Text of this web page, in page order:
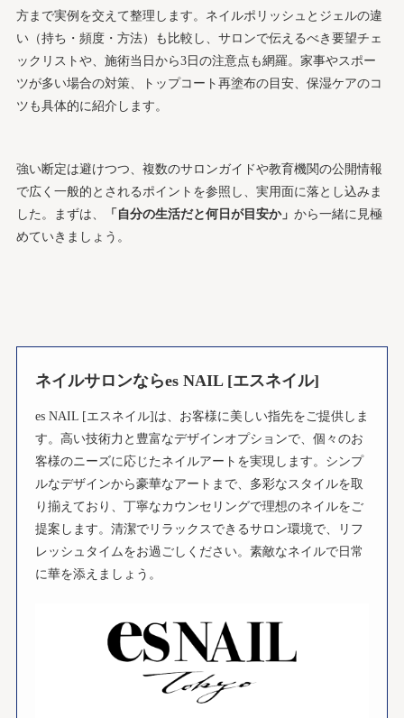
方まで実例を交えて整理します。ネイルポリッシュとジェルの違
い（持ち・頻度・方法）も比較し、サロンで伝えるべき要望チェ
ックリストや、施術当日から3日の注意点も網羅。家事やスポー
ツが多い場合の対策、トップコート再塗布の目安、保湿ケアのコ
ツも具体的に紹介します。
強い断定は避けつつ、複数のサロンガイドや教育機関の公開情報
で広く一般的とされるポイントを参照し、実用面に落とし込みま
した。まずは、
「自分の生活だと何日が目安か」 から一緒に見極
めていきましょう。
ネイルサロンならes NAIL [エスネイル]
es NAIL [エスネイル]は、お客様に美しい指先をご提供しま
す。高い技術力と豊富なデザインオプションで、個々のお
客様のニーズに応じたネイルアートを実現します。シンプ
ルなデザインから豪華なアートまで、多彩なスタイルを取
り揃えており、丁寧なカウンセリングで理想のネイルをご
提案します。清潔でリラックスできるサロン環境で、リフ
レッシュタイムをお過ごしください。素敵なネイルで日常
に華を添えましょう。